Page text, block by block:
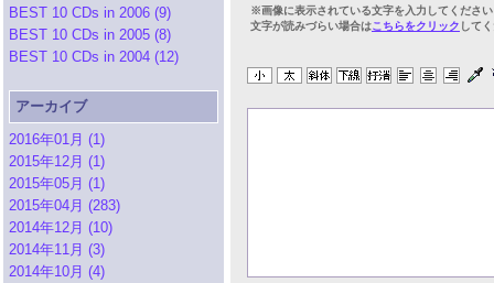
BEST 10 CDs in 2006 (9)
BEST 10 CDs in 2005 (8)
BEST 10 CDs in 2004 (12)
アーカイブ
2016年01月 (1)
2015年12月 (1)
2015年05月 (1)
2015年04月 (283)
2014年12月 (10)
2014年11月 (3)
2014年10月 (4)
※画像に表示されている文字を入力してくださ
文字が読みづらい場合はこちらをクリック して